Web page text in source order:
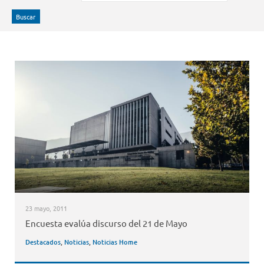
Buscar
23 mayo, 2011
Encuesta evalúa discurso del 21 de Mayo
Destacados, Noticias, Noticias Home